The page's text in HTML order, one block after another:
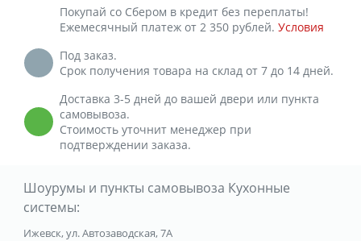
Покупай со Сбером в кредит без переплаты!
Ежемесячный платеж от 2 350 рублей. Условия
Под заказ.
Срок получения товара на склад от 7 до 14 дней.
Доставка 3-5 дней до вашей двери или пункта
самовывоза.
Стоимость уточнит менеджер при
подтверждении заказа.
Шоурумы и пункты самовывоза Кухонные
системы:
Ижевск, ул. Автозаводская, 7А